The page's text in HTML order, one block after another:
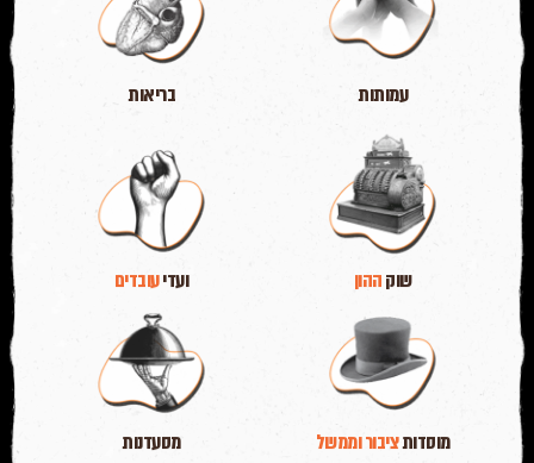
עמותות בריאות
שוקההון ועדיעובדים
מוסדותציבור וממשל מסעדנות